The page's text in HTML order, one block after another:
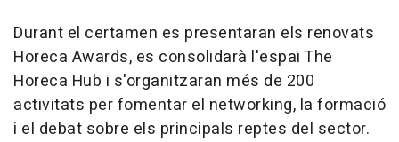
Durant el certamen es presentaran els renovats
Horeca Awards, es consolidarà l'espai The
Horeca Hub i s'organitzaran més de 200
activitats per fomentar el networking, la formació
i el debat sobre els principals reptes del sector.